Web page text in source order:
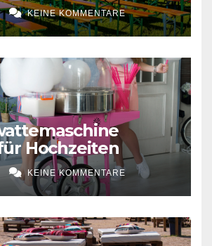
KEINE KOMMENTARE
Hochzeiten
KEINE KOMMENTARE